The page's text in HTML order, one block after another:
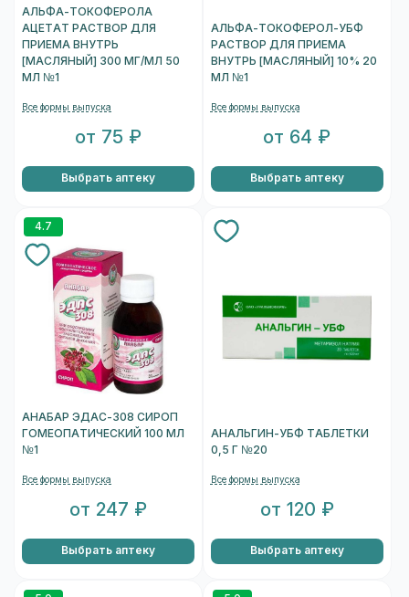
АЛЬФА-ТОКОФЕРОЛА
АЦЕТАТ РАСТВОР ДЛЯ
ПРИЕМА ВНУТРЬ
[МАСЛЯНЫЙ] 300 МГ/МЛ 50
МЛ №1
Все формы выпуска
от 75 ₽
Выбрать аптеку
АЛЬФА-ТОКОФЕРОЛ-УБФ
РАСТВОР ДЛЯ ПРИЕМА
ВНУТРЬ [МАСЛЯНЫЙ] 10% 20
МЛ №1
Все формы выпуска
от 64 ₽
Выбрать аптеку
4.7
АНАБАР ЭДАС-308 СИРОП
ГОМЕОПАТИЧЕСКИЙ 100 МЛ
№1
Все формы выпуска
от 247 ₽
Выбрать аптеку
АНАЛЬГИН-УБФ ТАБЛЕТКИ
0,5 Г №20
Все формы выпуска
от 120 ₽
Выбрать аптеку